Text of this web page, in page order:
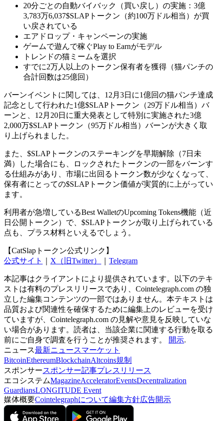
20分ごとの自動バイバック（買い戻し）の実施：3億
3,783万6,037$SLAPトークン（約100万ドル相当）が買
い戻されている
エアドロップ・キャンペーンの実施
ゲームで遊んで稼ぐPlay to Earnがモデル
トレンドの猫ミームを選択
すでに2万人以上のトークン保有者を獲得（猫パンチの
合計回数は25億回）
バーンイベントに関しては、12月3日に1億回の猫パンチ達成
記念として行われた1億$SLAPトークン（29万ドル相当）バ
ーンと、12月20日に重大発表として特別に実施された3億
2,000万$SLAPトークン（95万ドル相当）バーンが大きく取
り上げられました。
また、$SLAPトークンのステーキングを早期解除（7日未
満）した場合にも、ロックされたトークンの一部をバーンす
る仕組みがあり、市場に出回るトークン数が少なくなって、
保有者にとっての$SLAPトークン価値が実質的に上がってい
ます。
利用者が急増しているBest WalletのUpcoming Tokens機能（近
日公開トークン）で、$SLAPトークンが取り上げられている
点も、プラス材料といえるでしょう。
【CatSlapトークン公式リンク】
公式サイト
X（旧Twitter） Telegram
本記事はクライアントにより提供されています。以下のテキ
ストは有料のプレスリリースであり、Cointelegraph.com の独
立した編集コンテンツの一部ではありません。本テキストは
品質および関連性を確保するために編集上のレビューを受け
ていますが、Cointelegraph.com の見解や意見を反映していな
い場合があります。読者は、当該企業に関連する行動を取る
前にご自身で調査を行うことが推奨されます。
開示.
ニュース最新ニュースマーケット
BitcoinEthereumBlockchainAltcoins規制
スポンサースポンサー記事プレスリリース
エコシステムMagazineAcceleratorEventsDecentralization
GuardiansLONGITUDE Event
媒体概要Cointelegraphについて編集方針広告開示